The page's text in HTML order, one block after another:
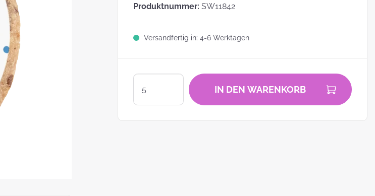
Leckere Werbegeschenke zu
KEKSTeig zum
Produktnummer: SW11842
Versandfertig in: 4-6 Werktagen
IN DEN WARENKORB